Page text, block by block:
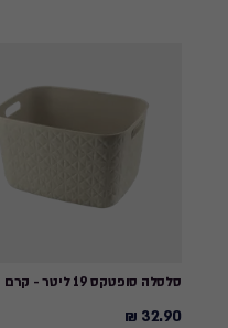
סלסלה סופטקס 19 ליטר - קרם
32.90
32.90 ₪